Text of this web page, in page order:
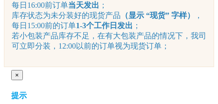
每日16:00前订单当天发出 ；
库存状态为未分装好的现货产品 （显示 “现货” 字样）
，
每日15:00前的订单1-3个工作日发出 ；
若小包装产品库存不足，在有大包装产品的情况下，我司
可立即分装，12:00以前的订单视为现货订单；
×
提示